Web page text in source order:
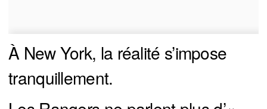
À New York, la réalité s’impose
tranquillement.